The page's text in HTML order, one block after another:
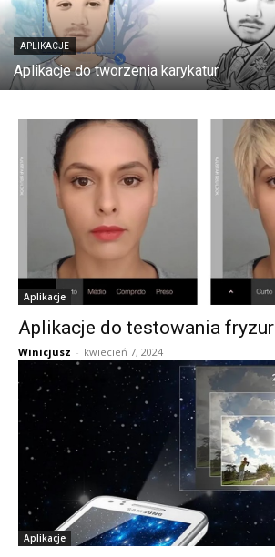
APLIKACJE
Aplikacje do tworzenia karykatur
Aplikacje
Aplikacje do testowania fryzur
Winicjusz - kwiecień 7, 2024
Aplikacje